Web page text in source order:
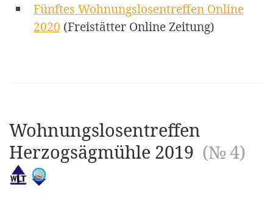
Fünftes Wohnungslosentreffen Online
2020 (Freistätter Online Zeitung)
Wohnungslosentreffen
Herzogsägmühle 2019 (№ 4)